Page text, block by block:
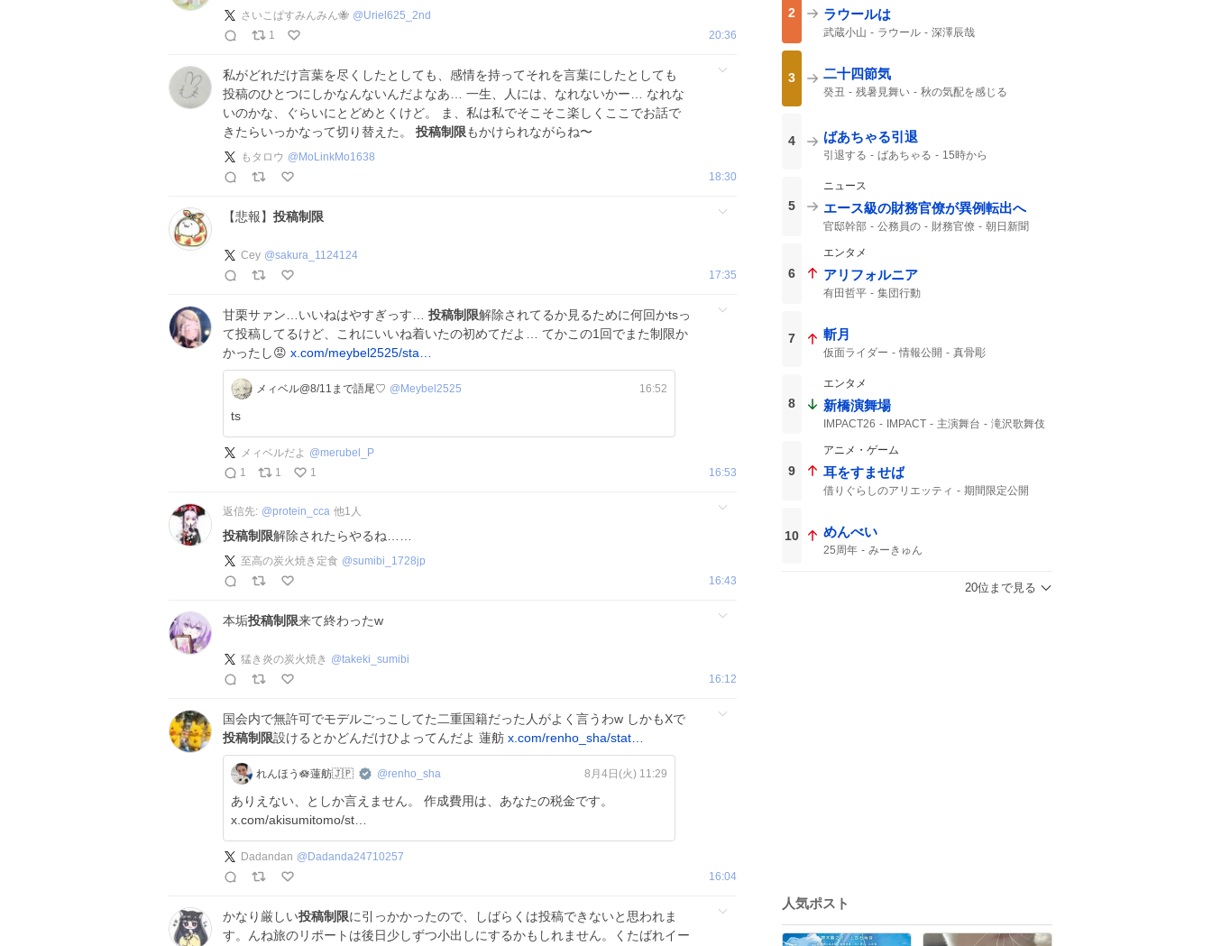
さいこぱすみんみん🐝 @Uriel625_2nd
1
20:36
私がどれだけ言葉を尽くしたとしても、感情を持ってそれを言葉にしたとしても
投稿のひとつにしかなんないんだよなあ… 一生、人には、なれないかー… なれな
いのかな、ぐらいにとどめとくけど。 ま、私は私でそこそこ楽しくここでお話で
きたらいっかなって切り替えた。 投稿制限もかけられながらね〜
もタロウ @ MoLinkMo1638
18:30
【悲報】 投稿制限
Cey @sakura_1124124
17:35
甘栗サァン…いいねはやすぎっす… 投稿制限解除されてるか見るために何回かtsっ
て投稿してるけど、これにいいね着いたの初めてだよ… てかこの1回でまた制限か
かったし😡 x.com/meybel2525/sta…
メィベル@8/11まで語尾♡ @Meybel2525 16:52
ts
メィベルだよ @merubel_P
1
1 1 16:53
返信先: @protein_cca 他1 人
投稿制限解除されたらやるね……
至高の炭火焼き定食 @sumibi_1728jp
16:43
本垢投稿制限来て終わったw
猛き炎の炭火焼き @takeki_sumibi
16:12
国会内で無許可でモデルごっこしてた二重国籍だった人がよく言うわw しかもXで
投稿制限設けるとかどんだけひよってんだよ 蓮舫 x.com/renho_sha/stat…
れんほう🪷蓮舫🇯🇵 @renho_sha 8月4日(火) 11:29
ありえない、としか言えません。 作成費用は、あなたの税金です。
x.com/akisumitomo/st…
Dadandan @ Dadanda24710257
16:04
かなり厳しい投稿制限に引っかかったので、しばらくは投稿できないと思われま
す。んね旅のリポートは後日少しずつ小出しにするかもしれません。くたばれイー
2 ラウールは
武蔵小山 ラウール
深澤辰哉
3 二十四節気
癸丑 残暑見舞い
秋の気配を感じる
4 ばあちゃる引退
引退する ばあちゃる 15時から
5
ニュース
エース級の財務官僚が異例転出へ
官邸幹部 公務員の 財務官僚 朝日新聞
6
エンタメ
アリフォルニア
有田哲平 集団行動
7 斬月
仮面ライダー 情報公開 真骨彫
8
エンタメ
新橋演舞場
IMPACT26 IMPACT 主演舞台
滝沢歌舞伎
10月から
9
アニメ・ゲーム
耳をすませば
借りぐらしのアリエッティ
期間限定公開
10 めんべい
25周年 みーきゅん
20位まで見る
人気ポスト